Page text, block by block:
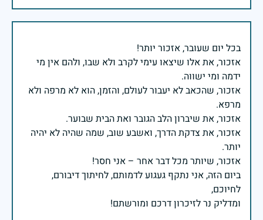
אזכור, את אלו שיצאו עימי לקרב ולא שבו, ולהם אין מי
אזכור, שהכאב לא יעבור לעולם, והזמן, הוא לא מרפה ולא
אזכור, את צדקת הדרך, ואשבע שוב, שמה שהיה לא יהיה
ביום הזה, אני נתקף געגוע לדמותם, לחיתוך דיבורם,
ומדליק נר לזיכרון דרכם ומורשתם!